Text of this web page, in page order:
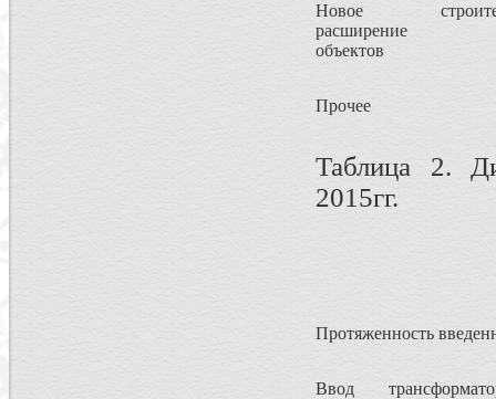
Новое
расширение
объектов
Прочее
Таблица 2.
2015гг.
Протяженность
Ввод